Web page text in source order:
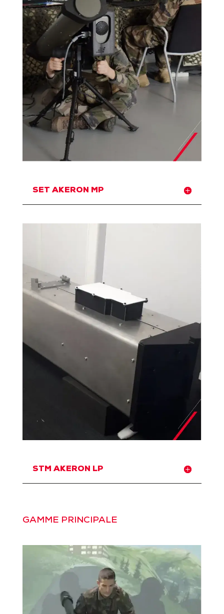
SET AKERON MP
STM AKERON LP
GAMME PRINCIPALE